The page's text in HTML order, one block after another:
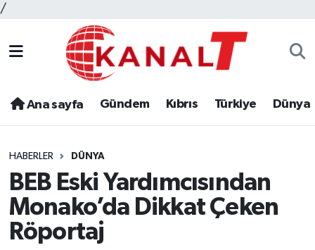
/
Ana sayfa Gündem Kıbrıs Türkiye Dünya
HABERLER DÜNYA
BEB Eski Yardımcısından
Monako’da Dikkat Çeken
Röportaj